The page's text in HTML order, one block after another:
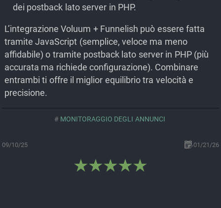
dei postback lato server in PHP.
L’integrazione Voluum + Funnelish può essere fatta
tramite JavaScript (semplice, veloce ma meno
affidabile) o tramite postback lato server in PHP (più
accurata ma richiede configurazione). Combinare
entrambi ti offre il miglior equilibrio tra velocità e
precisione.
MONITORAGGIO DEGLI ANNUNCI
09/10/25 01/21/26